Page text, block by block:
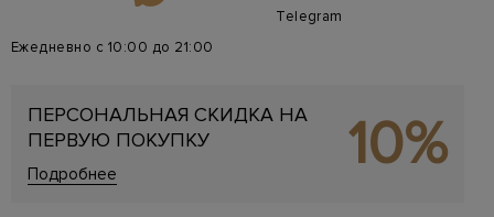
Telegram
Ежедневно с 10:00 до 21:00
ПЕРСОНАЛЬНАЯ СКИДКА НА
ПЕРВУЮ ПОКУПКУ
Подробнее 10%